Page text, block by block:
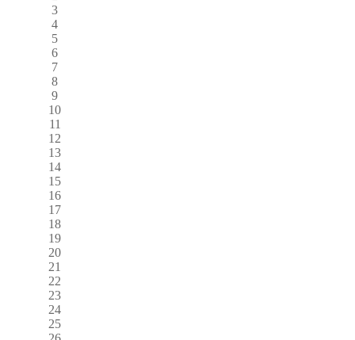
3
4
5
6
7
8
9
10
11
12
13
14
15
16
17
18
19
20
21
22
23
24
25